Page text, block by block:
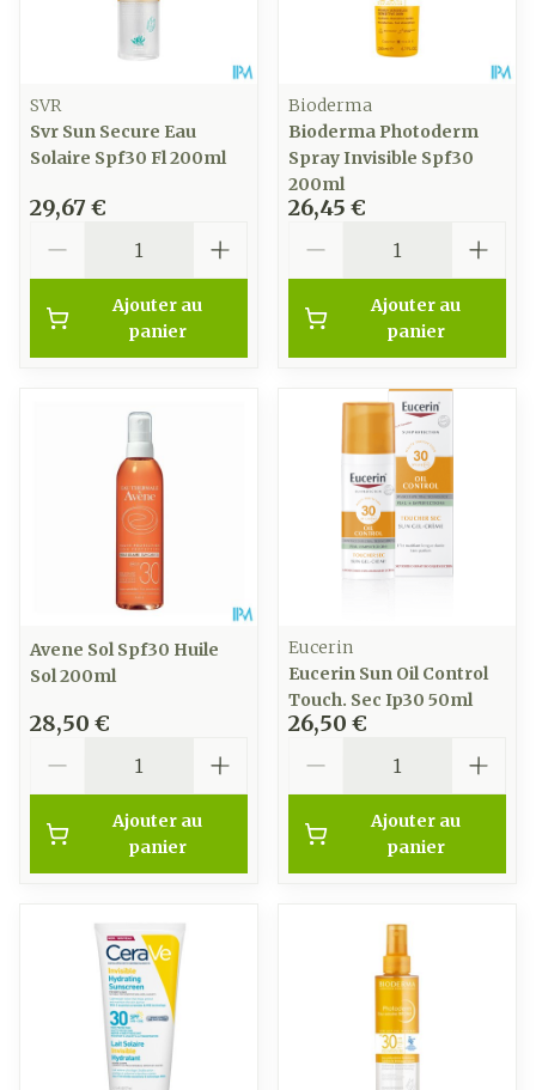
SVR
Svr Sun Secure Eau
Solaire Spf30 Fl 200ml
29,67 €
Ajouter au
panier
Bioderma
Bioderma Photoderm
Spray Invisible Spf30
200ml
26,45 €
Ajouter au
panier
Avene Sol Spf30 Huile
Sol 200ml
28,50 €
Ajouter au
panier
Eucerin
Eucerin Sun Oil Control
Touch. Sec Ip30 50ml
26,50 €
Ajouter au
panier